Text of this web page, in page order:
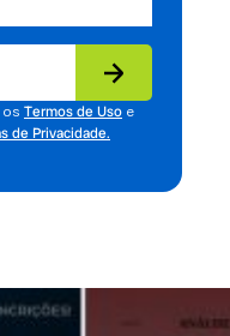
Termos de Uso e
de Privacidade.